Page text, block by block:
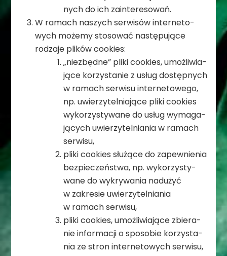
nych do ich zainteresowań.
W ramach naszych ser­wi­sów inter­ne­to­
wych możemy sto­so­wać nastę­pu­jące
rodzaje pli­ków cookies:
„nie­zbędne” pliki cookies, umoż­li­wia­
jące korzy­sta­nie z usług dostęp­nych
w ramach ser­wisu inter­ne­to­wego,
np. uwie­rzy­tel­nia­jące pliki cookies
wyko­rzy­sty­wane do usług wyma­ga­
ją­cych uwie­rzy­tel­nia­nia w ramach
serwisu,
pliki cookies słu­żące do zapew­nie­nia
bez­pie­czeń­stwa, np. wyko­rzy­sty­
wane do wykry­wa­nia nad­użyć
w zakre­sie uwie­rzy­tel­nia­nia
w ramach serwisu,
pliki cookies, umoż­li­wia­jące zbie­ra­
nie infor­ma­cji o spo­so­bie korzy­sta­
nia ze stron inter­ne­to­wych serwisu,